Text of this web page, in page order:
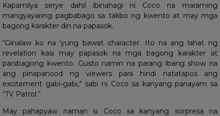
Kapamilya serye dahil ibinahagi ni Coco na maraming
mangyayaring pagbabago sa takbo ng kwento at may mga
bagong karakter din na papasok.
“Ginalaw ko na ‘yung bawat character. Ito na ang lahat ng
revelation kasi may papasok na mga bagong karakter at
panibagong kwento. Gusto namin na parang ibang show na
ang pinapanood ng viewers para hindi natatapos ang
excitement gabi-gabi,” sabi ni Coco sa kanyang panayam sa
“TV Patrol.”
May pahapyaw naman si Coco sa kanyang sorpresa na